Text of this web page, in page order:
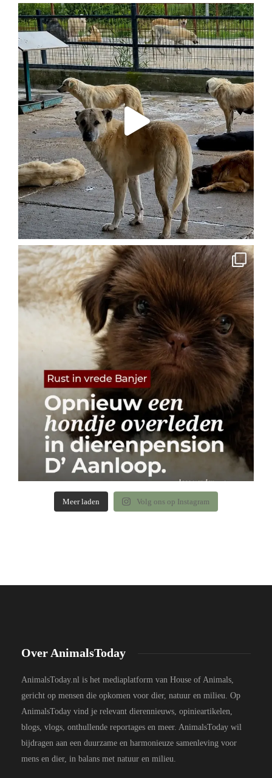
Meer laden Volg ons op Instagram
Over AnimalsToday
AnimalsToday.nl is het mediaplatform van House of Animals,
gericht op mensen die opkomen voor dier, natuur en milieu. Op
AnimalsToday vind je relevant dierennieuws, opinieartikelen,
blogs, vlogs, onthullende reportages en meer. AnimalsToday wil
bijdragen aan een duurzame en harmonieuze samenleving voor
mens en dier, in balans met natuur en milieu.